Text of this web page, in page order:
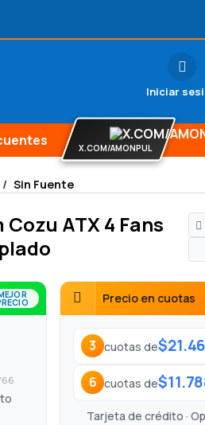
Iniciar
X.COM/AMONPUL
Sin Fuente
ATX 4 Fans
Precio en cuotas
3 cuotas de
6 cuotas de
Tarjeta de crédito ·